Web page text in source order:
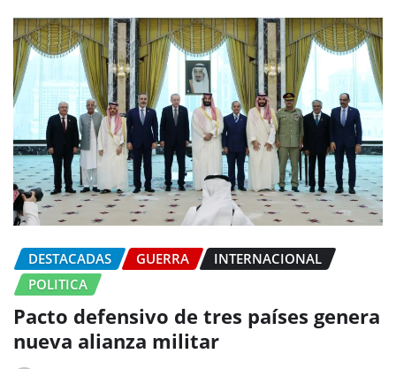
DESTACADAS GUERRA
INTERNACIONAL
POLITICA
Pacto defensivo de tres países genera
nueva alianza militar